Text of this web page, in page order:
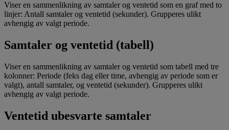
Viser en sammenlikning av samtaler og ventetid som en graf med to
linjer: Antall samtaler og ventetid (sekunder). Grupperes ulikt
avhengig av valgt periode.
Samtaler og ventetid (tabell)
Viser en sammenlikning av samtaler og ventetid som tabell med tre
kolonner: Periode (feks dag eller time, avhengig av periode som er
valgt), antall samtaler, og ventetid (sekunder). Grupperes ulikt
avhengig av valgt periode.
Ventetid ubesvarte samtaler